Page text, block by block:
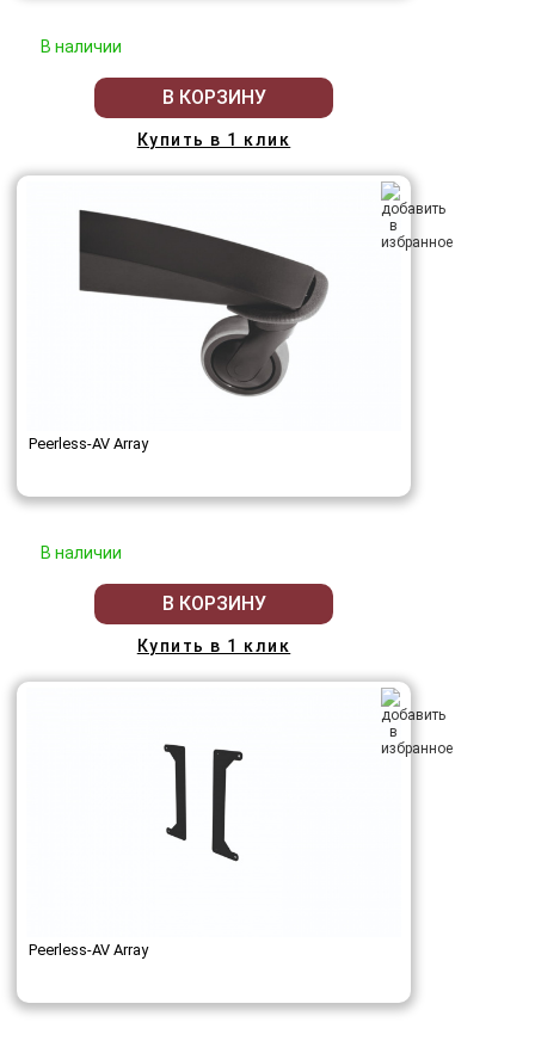
В наличии
В КОРЗИНУ
Купить в 1 клик
Peerless-AV Array
В наличии
В КОРЗИНУ
Купить в 1 клик
Peerless-AV Array